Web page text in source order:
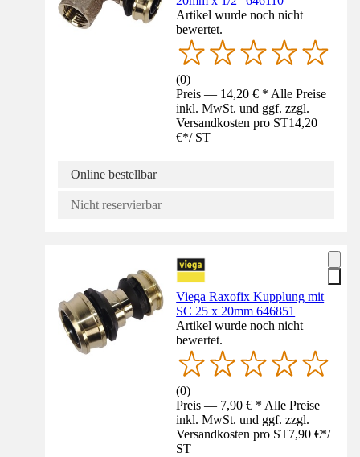
Artikel wurde noch nicht
bewertet.
(0)
Preis — 14,20 € * Alle Preise
inkl. MwSt. und ggf. zzgl.
Versandkosten pro ST14,20
€*/ ST
Online bestellbar
Nicht reservierbar
Viega Raxofix Kupplung mit
SC 25 x 20mm 646851
Artikel wurde noch nicht
bewertet.
(0)
Preis — 7,90 € * Alle Preise
inkl. MwSt. und ggf. zzgl.
Versandkosten pro ST7,90 €*/
ST